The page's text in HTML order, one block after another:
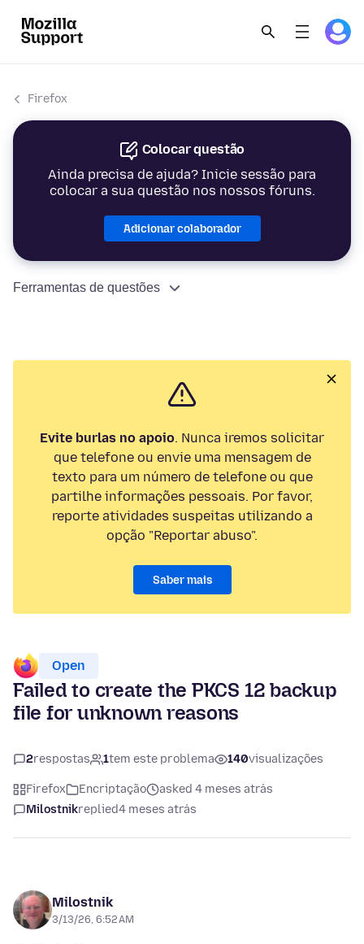
Firefox
Colocar questão
Ainda precisa de ajuda? Inicie sessão para
colocar a sua questão nos nossos fóruns.
Adicionar colaborador
Ferramentas de questões
Evite burlas no apoio. Nunca iremos solicitar
que telefone ou envie uma mensagem de
texto para um número de telefone ou que
partilhe informações pessoais. Por favor,
reporte atividades suspeitas utilizando a
opção "Reportar abuso".
Saber mais
Open
Failed to create the PKCS 12 backup
file for unknown reasons
2respostas 1tem este problema 140visualizações
Firefox Encriptação
asked 4 meses atrás
Milostnikreplied4 meses atrás
Milostnik
3/13/26, 6:52 AM